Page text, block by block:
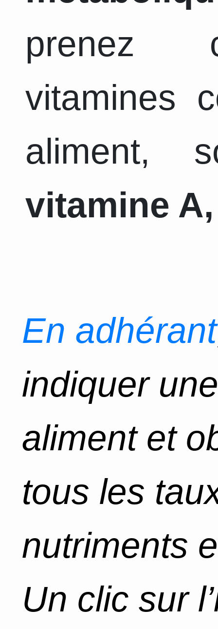
prenez
vitamines
aliment,
vitamine
En adhérant
indiquer
aliment et
tous les
nutriments
Un clic sur